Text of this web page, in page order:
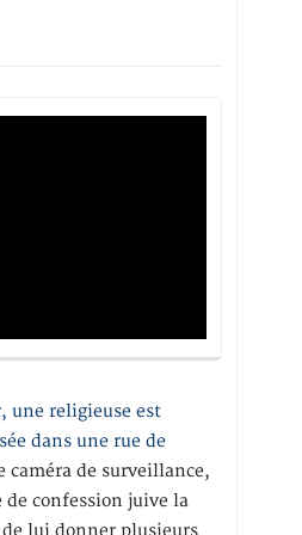
une religieuse est
dans une rue de
caméra de surveillance,
confession juive la
lui donner plusieurs